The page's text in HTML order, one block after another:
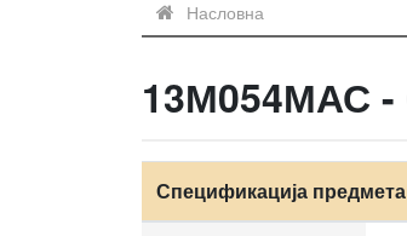
Насловна
13М054МАС -
Спецификација предмета